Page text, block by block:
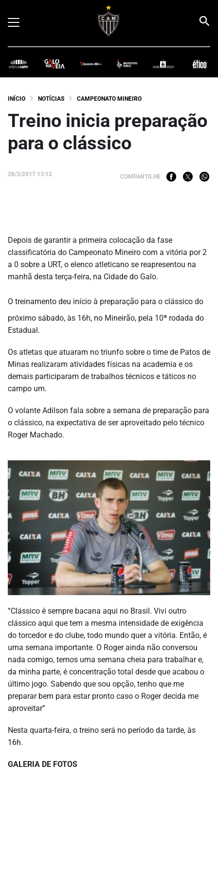
INÍCIO NOTÍCIAS CAMPEONATO MINEIRO
Treino inicia preparação
para o clássico
28/3/2017 13:12 COMPARTILHE
Depois de garantir a primeira colocação da fase
classificatória do Campeonato Mineiro com a vitória por 2
a 0 sobre a URT, o elenco atleticano se reapresentou na
manhã desta terça-feira, na Cidade do Galo.
O treinamento deu início à preparação para o clássico do
próximo sábado, às 16h, no Mineirão, pela 10ª rodada do
Estadual.
Os atletas que atuaram no triunfo sobre o time de Patos de
Minas realizaram atividades físicas na academia e os
demais participaram de trabalhos técnicos e táticos no
campo um.
O volante Adilson fala sobre a semana de preparação para
o clássico, na expectativa de ser aproveitado pelo técnico
Roger Machado.
“Clássico é sempre bacana aqui no Brasil. Vivi outro
clássico aqui que tem a mesma intensidade de exigência
do torcedor e do clube, todo mundo quer a vitória. Então, é
uma semana importante. O Roger ainda não conversou
nada comigo, temos uma semana cheia para trabalhar e,
da minha parte, é concentração total desde que acabou o
último jogo. Sabendo que sou opção, tenho que me
preparar bem para estar pronto caso o Roger decida me
aproveitar”
Nesta quarta-feira, o treino será no período da tarde, às
16h.
GALERIA DE FOTOS